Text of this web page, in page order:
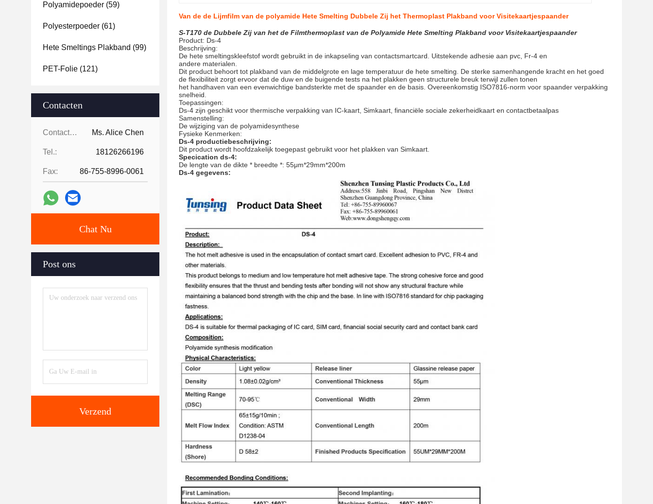
Polyamidepoeder (59)
Polyesterpoeder (61)
Hete Smeltings Plakband (99)
PET-Folie (121)
Contacten
Contacten: Ms. Alice Chen
Tel.: 18126266196
Fax: 86-755-8996-0061
Chat Nu
Post ons
Verzend
Van de de Lijmfilm van de polyamide Hete Smelting Dubbele Zij het Thermoplast Plakband voor Visitekaartjespaander
S-T170 de Dubbele Zij van het de Filmthermoplast van de Polyamide Hete Smelting Plakband voor Visitekaartjespaander
Product: Ds-4
Beschrijving:
De hete smeltingskleefstof wordt gebruikt in de inkapseling van contactsmartcard. Uitstekende adhesie aan pvc, Fr-4 en
andere materialen.
Dit product behoort tot plakband van de middelgrote en lage temperatuur de hete smelting. De sterke samenhangende kracht en het goed
de flexibiliteit zorgt ervoor dat de duw en de buigende tests na het plakken geen structurele breuk terwijl zullen tonen
het handhaven van een evenwichtige bandsterkte met de spaander en de basis. Overeenkomstig ISO7816-norm voor spaander verpakking
snelheid.
Toepassingen:
Ds-4 zijn geschikt voor thermische verpakking van IC-kaart, Simkaart, financiële sociale zekerheidkaart en contactbetaalpas
Samenstelling:
De wijziging van de polyamidesynthese
Fysieke Kenmerken:
Ds-4 productiebeschrijving:
Dit product wordt hoofdzakelijk toegepast gebruikt voor het plakken van Simkaart.
Specication ds-4:
De lengte van de dikte * breedte *: 55μm*29mm*200m
Ds-4 gegevens: